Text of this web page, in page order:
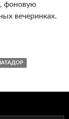
, фоновую
вечеринках.